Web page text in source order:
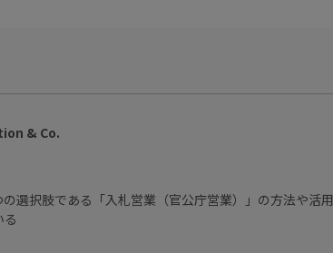
& Co.
選択肢である「入札営業（官公庁営業）」の方法や活用